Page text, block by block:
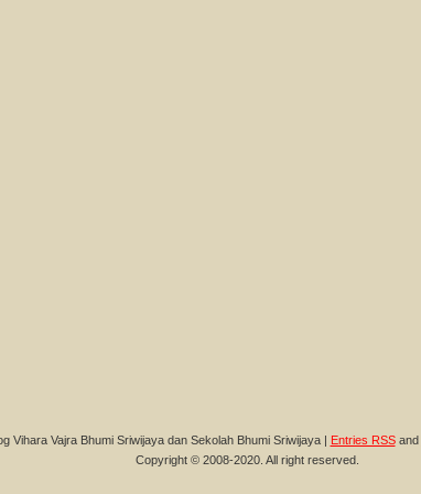
Vihara Vajra Bhumi Sriwijaya dan Sekolah Bhumi Sriwijaya | Entries RSSand
Copyright © 2008-2020. All right reserved.